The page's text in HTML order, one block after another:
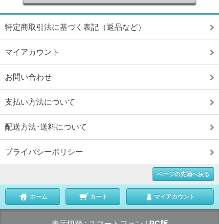
特定商取引法に基づく表記（返品など）
マイアカウント
お問い合わせ
支払い方法について
配送方法･送料について
プライバシーポリシー
ページの先頭へ戻る
ホーム カート マイアカウント